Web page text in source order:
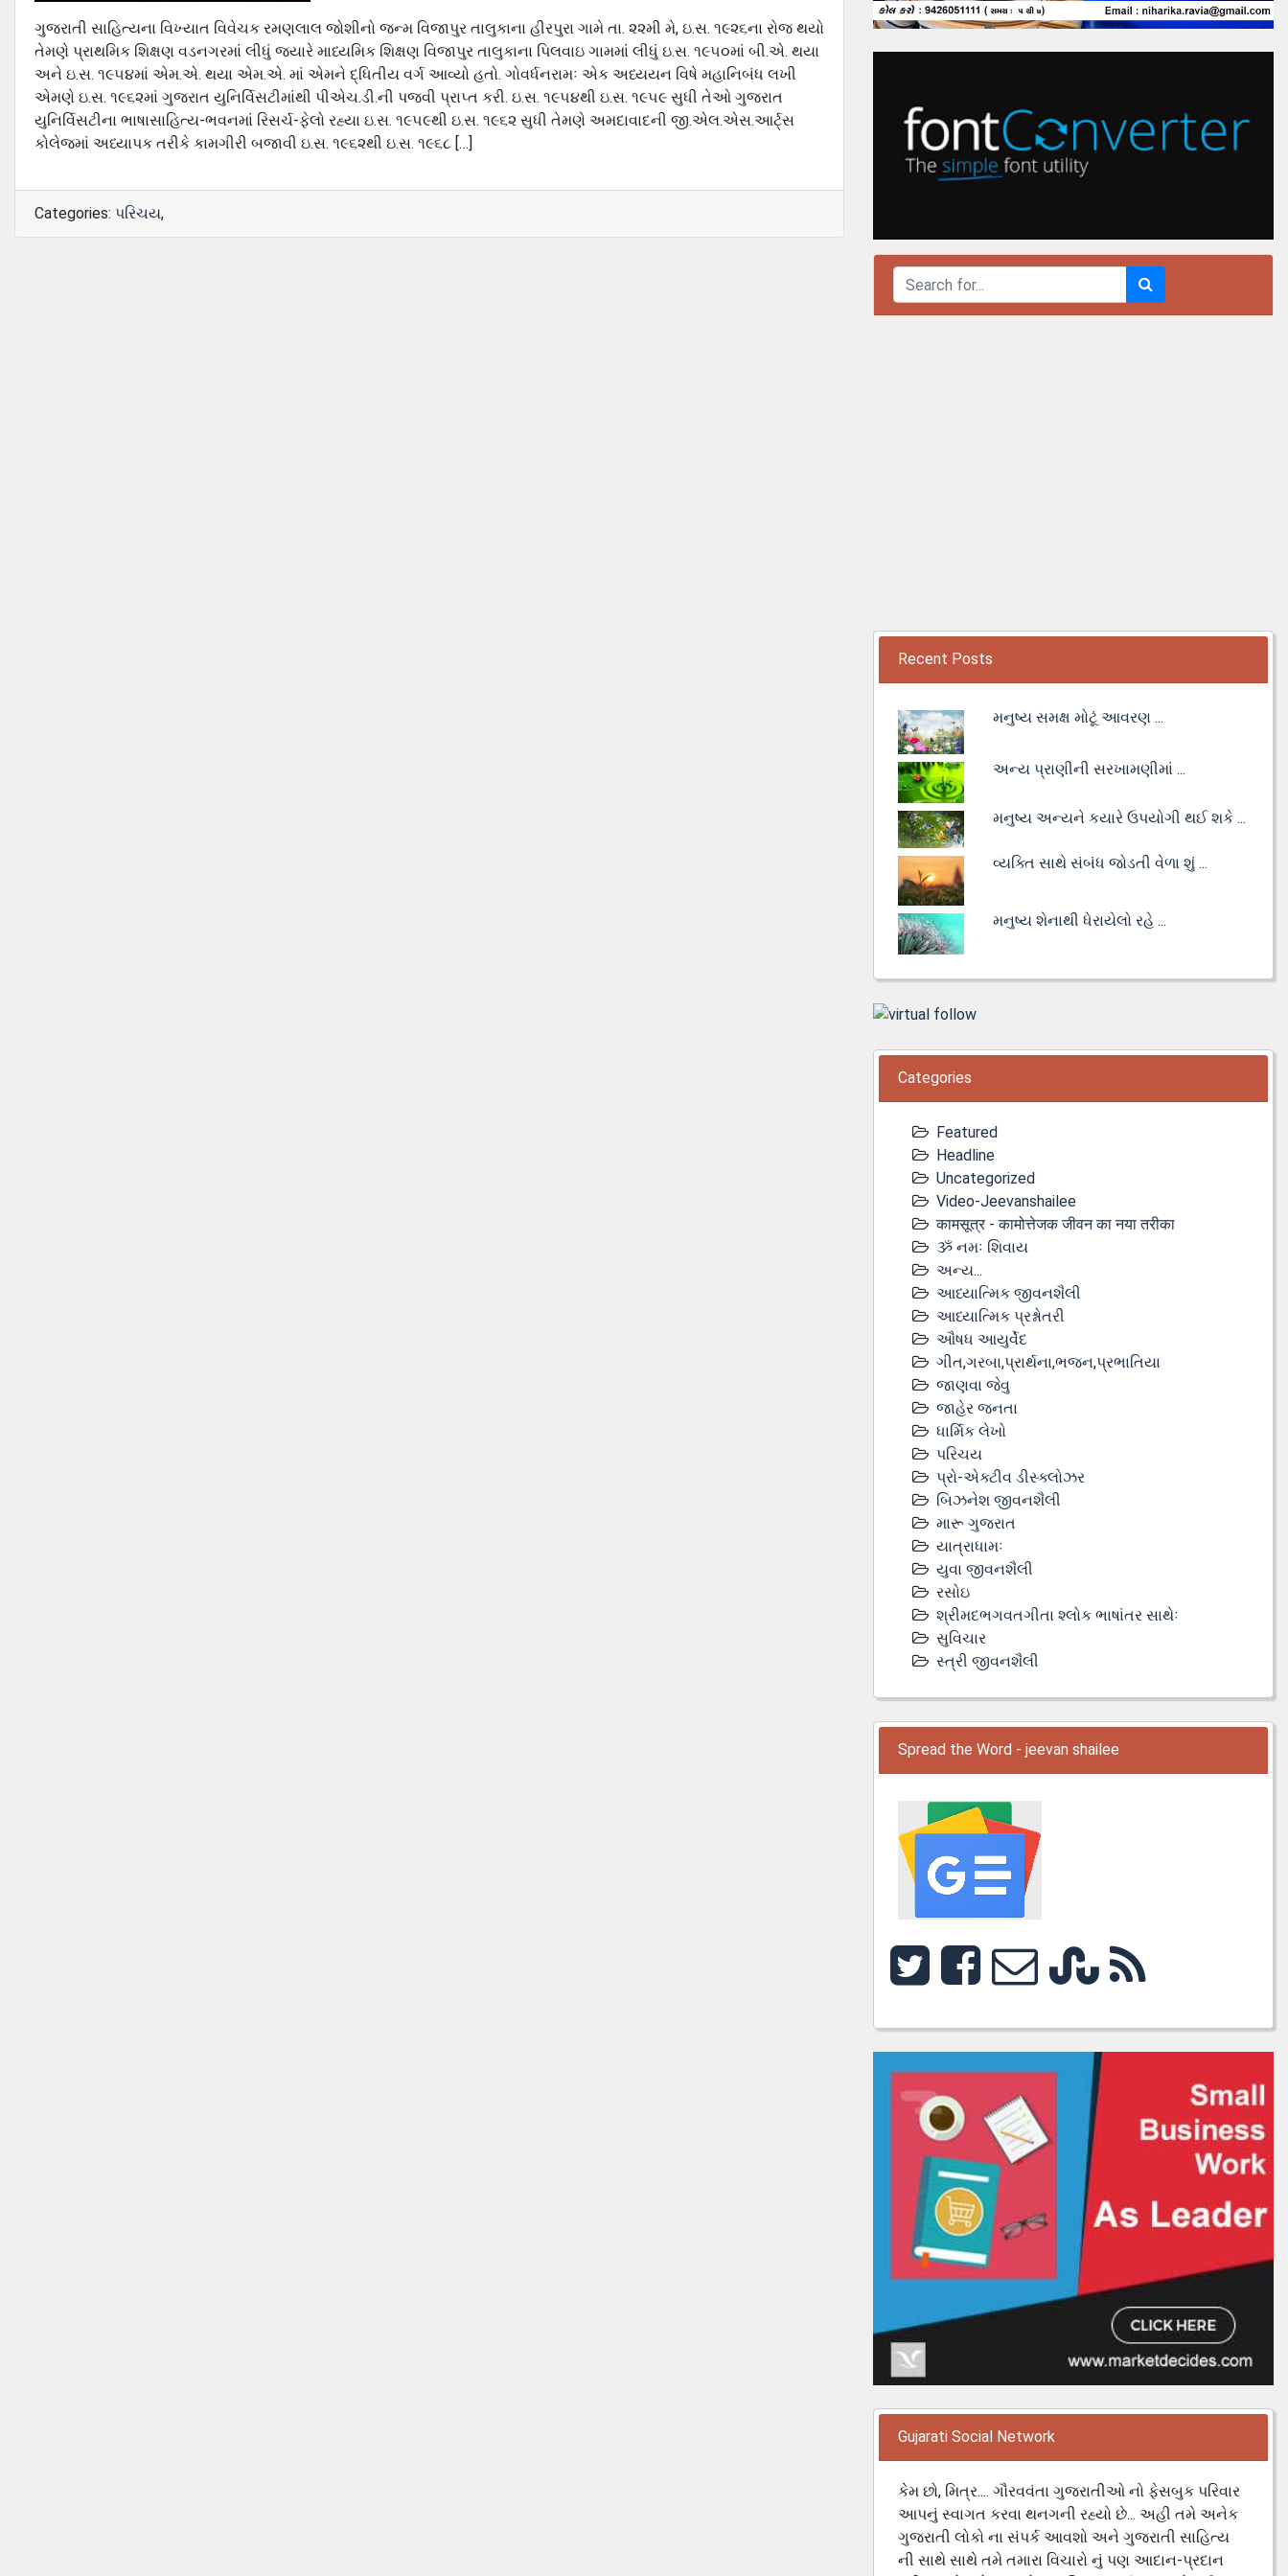
ગુજરાતી સાહિત્યના વિખ્યાત વિવેચક રમણલાલ જોશીનો જન્મ વિજાપુર તાલુકાના હીરપુરા ગામે તા. ૨૨મી મે, ઇ.સ. ૧૯૨૬ના રોજ થયો
તેમણે પ્રાથમિક શિક્ષણ વડનગરમાં લીધું જયારે માધ્યમિક શિક્ષણ વિજાપુર તાલુકાના પિલવાઇ ગામમાં લીધું ઇ.સ. ૧૯૫૦માં બી.એ. થયા
અને ઇ.સ. ૧૯૫૪માં એમ.એ. થયા એમ.એ. માં એમને દ્ધિતીય વર્ગ આવ્યો હતો. ગોવર્ધનરામઃ એક અધ્યયન વિષે મહાનિબંધ લખી
એમણે ઇ.સ. ૧૯૬૨માં ગુજરાત યુનિર્વિસટીમાંથી પીએચ.ડી.ની પજવી પ્રાપ્ત કરી. ઇ.સ. ૧૯૫૪થી ઇ.સ. ૧૯૫૯ સુધી તેઓ ગુજરાત
યુનિર્વિસટીના ભાષાસાહિત્ય-ભવનમાં રિસર્ચ-ફેલો રહ્યા ઇ.સ. ૧૯૫૯થી ઇ.સ. ૧૯૬૨ સુધી તેમણે અમદાવાદની જી.એલ.એસ.આર્ટ્સ
કોલેજમાં અધ્યાપક તરીકે કામગીરી બજાવી ઇ.સ. ૧૯૬૨થી ઇ.સ. ૧૯૬૮ […]
Categories: પરિચય,
Recent Posts
મનુષ્ય સમક્ષ મોટૂં આવરણ ...
અન્ય પ્રાણીની સરખામણીમાં ...
મનુષ્ય અન્યને કયારે ઉપયોગી થઈ શકે ...
વ્યક્તિ સાથે સંબંધ જોડતી વેળા શું ...
મનુષ્ય શેનાથી ધેરાયેલો રહે ...
Categories
Featured
Headline
Uncategorized
Video-Jeevanshailee
कामसूत्र - कामोत्तेजक जीवन का नया तरीका
ૐ નમઃ શિવાય
અન્ય...
આધ્યાત્મિક જીવનશૈલી
આધ્યાત્મિક પ્રશ્નોતરી
ઔષધ આયુર્વેદ
ગીત,ગરબા,પ્રાર્થના,ભજન,પ્રભાતિયા
જાણવા જેવુ
જાહેર જનતા
ધાર્મિક લેખો
પરિચય
પ્રો-એક્ટીવ ડીસ્‍ક્લોઝર
બિઝનેશ જીવનશૈલી
મારૂ ગુજરાત
યાત્રાધામઃ
યુવા જીવનશૈલી
રસોઇ
શ્રીમદભગવતગીતા શ્લોક ભાષાંતર સાથેઃ
સુવિચાર
સ્ત્રી જીવનશૈલી
Spread the Word - jeevan shailee
Gujarati Social Network
કેમ છો, મિત્ર.... ગૌરવવંતા ગુજરાતીઓ નો ફેસબુક પરિવાર
આપનું સ્વાગત કરવા થનગની રહ્યો છે... અહી તમે અનેક
ગુજરાતી લોકો ના સંપર્ક આવશો અને ગુજરાતી સાહિત્ય
ની સાથે સાથે તમે તમારા વિચારો નું પણ આદાન-પ્રદાન